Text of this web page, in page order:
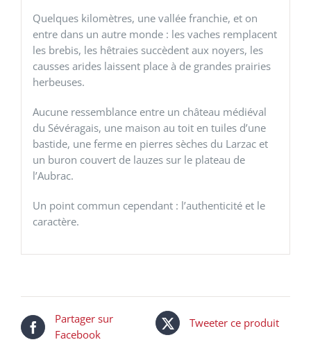
Quelques kilomètres, une vallée franchie, et on
entre dans un autre monde : les vaches remplacent
les brebis, les hêtraies succèdent aux noyers, les
causses arides laissent place à de grandes prairies
herbeuses.
Aucune ressemblance entre un château médiéval
du Sévéragais, une maison au toit en tuiles d’une
bastide, une ferme en pierres sèches du Larzac et
un buron couvert de lauzes sur le plateau de
l’Aubrac.
Un point commun cependant : l’authenticité et le
caractère.
Partager sur
Facebook
Tweeter ce produit